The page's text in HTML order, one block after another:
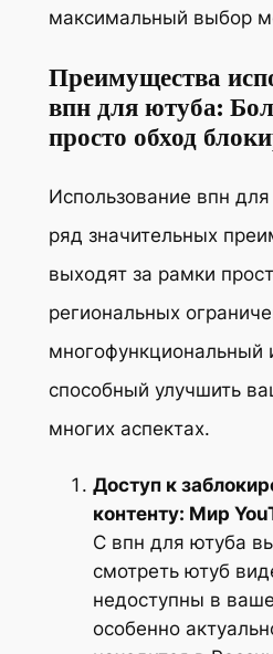
максимальный выбор
Преимущества
впн для ютуба:
просто обход
Использование впн
ряд значительных
выходят за рамки
региональных
многофункциональный
способный улучшить
многих аспектах.
Доступ к
контенту: Мир
С впн для ютуба
смотреть ютуб
недоступны в
особенно